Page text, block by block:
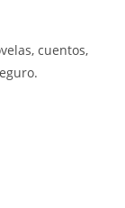
cuentos,